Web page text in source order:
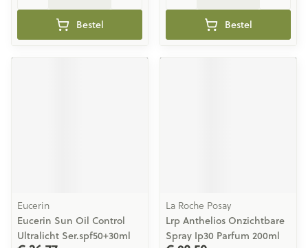
Bestel Bestel
Eucerin
Eucerin Sun Oil Control
Ultralicht Ser.spf50+30ml
La Roche Posay
Lrp Anthelios Onzichtbare
Spray Ip30 Parfum 200ml